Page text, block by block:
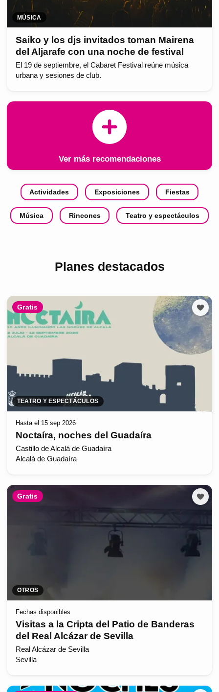
MÚSICA
Saiko y los djs invitados toman Mairena
del Aljarafe con una noche de festival
El 19 de septiembre, el Cabaret Festival reúne música
urbana y sesiones de club.
Ver más recomendaciones
Actividades Exposiciones Fiestas
Música Rincones Teatro y espectáculos
Planes destacados
Gratis
TEATRO Y ESPECTÁCULOS
Hasta el 15 sep 2026
Noctaíra, noches del Guadaíra
Castillo de Alcalá de Guadaíra
Alcalá de Guadaíra
Gratis
OTROS
Fechas disponibles
Visitas a la Cripta del Patio de Banderas
del Real Alcázar de Sevilla
Real Alcázar de Sevilla
Sevilla